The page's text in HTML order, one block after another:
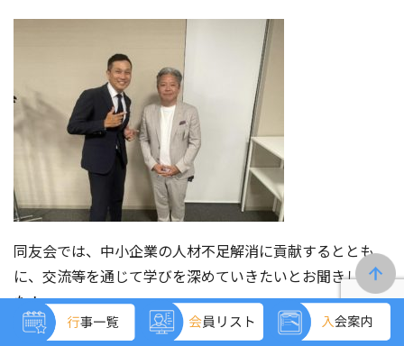
同友会では、中小企業の人材不足解消に貢献するととも
に、交流等を通じて学びを深めていきたいとお聞きしまし
た！